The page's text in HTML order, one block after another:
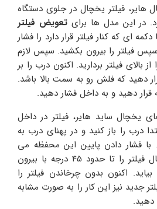
فیلتر یخچال در جلوی دستگاه
در این مدل ها برایتعویض فیلتر
ای که کنار فیلتر قرار دارد را فشار
سپس فیلتر را بیرون بکشید. سپس لازم
بالای فیلتر بردارید. اکنون درب را بر
دهید که فلش رو به سمت بالا باشد.
قرار دهید و به داخل فشار دهید.
یخچال ساید هایر، فیلتر در داخل
درب را باز کنید و در پهنای درب به
با فشار دادن پایین این محفظه می
توانید آن را باز کنید. حال فیلتر را تا حدود 45 درجه با بیرون
اکنون بدون چرخاندن فیلتر را
جدید نیز این کار را به صورت مشابه
دهید.